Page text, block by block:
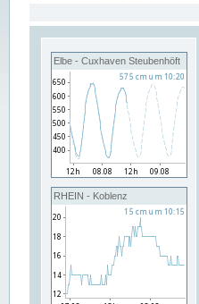
Elbe - Cuxhaven Steubenhöft
RHEIN - Koblenz